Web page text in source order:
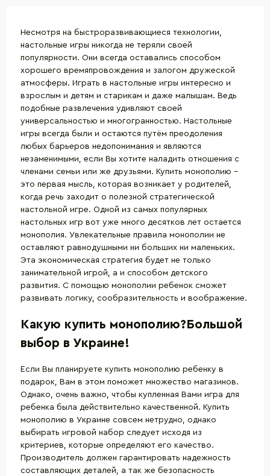
Несмотря на быстроразвивающиеся технологии,
настольные игры никогда не теряли своей
популярности. Они всегда оставались способом
хорошего времяпровождения и залогом дружеской
атмосферы. Играть в настольные игры интересно и
взрослым и детям и старикам и даже малышам. Ведь
подобные развлечения удивляют своей
универсальностью и многогранностью. Настольные
игры всегда были и остаются путём преодоления
любых барьеров недопонимания и являются
незаменимыми, если Вы хотите наладить отношения с
членами семьи или же друзьями. Купить монополию –
это первая мысль, которая возникает у родителей,
когда речь заходит о полезной стратегической
настольной игре. Одной из самых популярных
настольных игр вот уже много десятков лет остается
монополия. Увлекательные правила монополии не
оставляют равнодушными ни больших ни маленьких.
Эта экономическая стратегия будет не только
занимательной игрой, а и способом детского
развития. С помощью монополии ребенок сможет
развивать логику, сообразительность и воображение.
Какую купить монополию?Большой
выбор в Украине!
Если Вы планируете купить монополию ребенку в
подарок, Вам в этом поможет множество магазинов.
Однако, очень важно, чтобы купленная Вами игра для
ребенка была действительно качественной. Купить
монополию в Украине совсем нетрудно, однако
выбирать игровой набор следует исходя из
критериев, которые определяют его качество.
Производитель должен гарантировать надежность
составляющих деталей, а так же безопасность